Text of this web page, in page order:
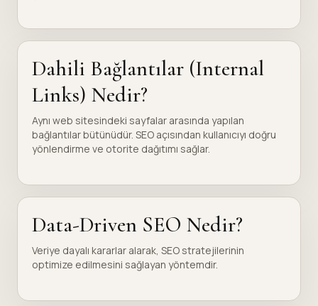
Dahili Bağlantılar (Internal
Links) Nedir?
Aynı web sitesindeki sayfalar arasında yapılan
bağlantılar bütünüdür. SEO açısından kullanıcıyı doğru
yönlendirme ve otorite dağıtımı sağlar.
Data-Driven SEO Nedir?
Veriye dayalı kararlar alarak, SEO stratejilerinin
optimize edilmesini sağlayan yöntemdir.